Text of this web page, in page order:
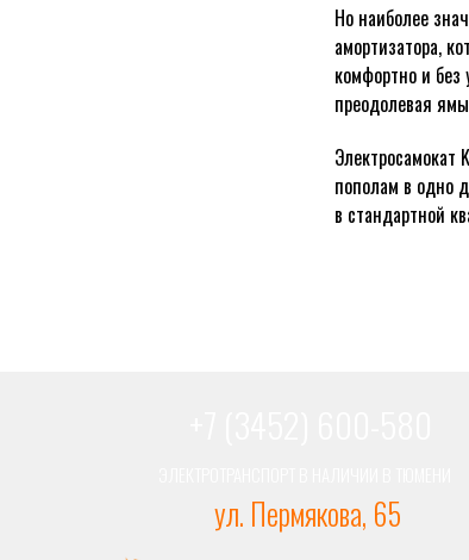
Но наиболее
амортизатора,
комфортно и
преодолевая
Электросамокат
пополам в одно
в стандартной
ул. Пермякова, 65